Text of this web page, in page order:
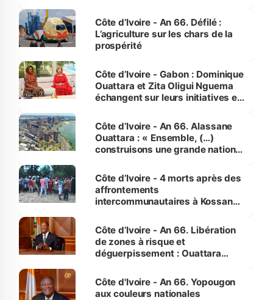
Côte d’Ivoire - An 66. Défilé :
L’agriculture sur les chars de la
prospérité
Côte d’Ivoire - Gabon : Dominique
Ouattara et Zita Oligui Nguema
échangent sur leurs initiatives en
enfants
Côte d’Ivoire - An 66. Alassane
Ouattara : « Ensemble, (…)
construisons une grande nation
générations futures »
Côte d’Ivoire - 4 morts après des
affrontements
intercommunautaires à Kossandji
milieu des sinistrés
Côte d’Ivoire - An 66. Libération
de zones à risque et
déguerpissement : Ouattara
l'Etat de droit pour préserver les
vies humaines »
Côte d'Ivoire - An 66. Yopougon
aux couleurs nationales